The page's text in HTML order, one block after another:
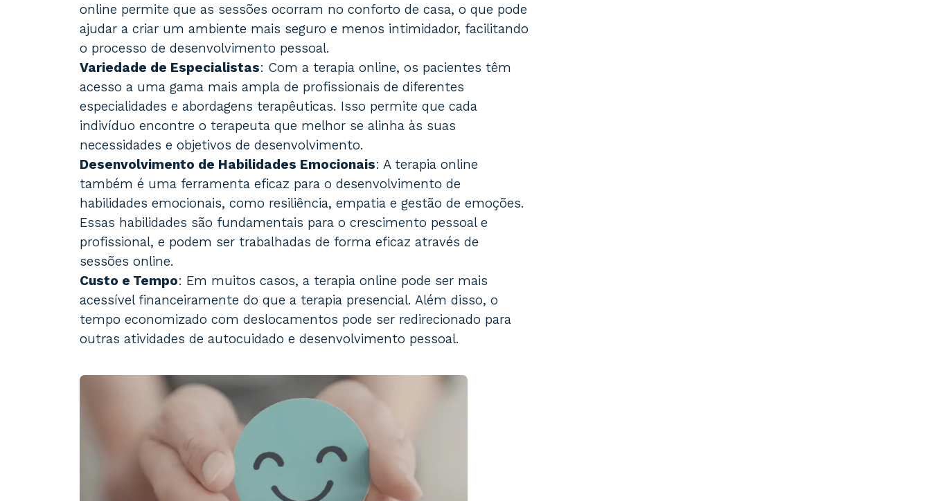
online permite que as sessões ocorram no conforto de casa, o que pode
ajudar a criar um ambiente mais seguro e menos intimidador, facilitando
o processo de desenvolvimento pessoal.
Variedade de Especialistas: Com a terapia online, os pacientes têm
acesso a uma gama mais ampla de profissionais de diferentes
especialidades e abordagens terapêuticas. Isso permite que cada
indivíduo encontre o terapeuta que melhor se alinha às suas
necessidades e objetivos de desenvolvimento.
Desenvolvimento de Habilidades Emocionais: A terapia online
também é uma ferramenta eficaz para o desenvolvimento de
habilidades emocionais, como resiliência, empatia e gestão de emoções.
Essas habilidades são fundamentais para o crescimento pessoal e
profissional, e podem ser trabalhadas de forma eficaz através de
sessões online.
Custo e Tempo: Em muitos casos, a terapia online pode ser mais
acessível financeiramente do que a terapia presencial. Além disso, o
tempo economizado com deslocamentos pode ser redirecionado para
outras atividades de autocuidado e desenvolvimento pessoal.